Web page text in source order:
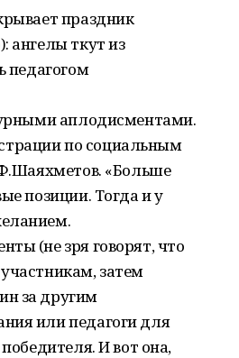
праздник
ангелы ткут из
педагогом
аплодисментами.
по социальным
«Больше
позиции. Тогда и у
(не зря говорят, что
затем
за другим
или педагоги для
И вот она,